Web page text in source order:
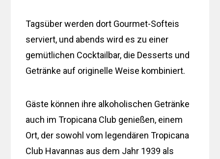
Tagsüber werden dort Gourmet-Softeis
serviert, und abends wird es zu einer
gemütlichen Cocktailbar, die Desserts und
Getränke auf originelle Weise kombiniert.
Gäste können ihre alkoholischen Getränke
auch im Tropicana Club genießen, einem
Ort, der sowohl vom legendären Tropicana
Club Havannas aus dem Jahr 1939 als